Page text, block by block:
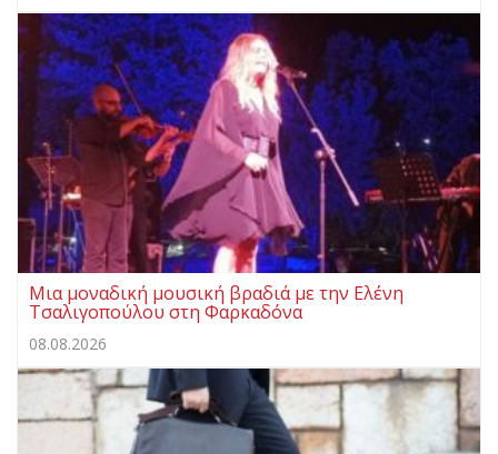
Μια μοναδική μουσική βραδιά με την Ελένη
Τσαλιγοπούλου στη Φαρκαδόνα
08.08.2026